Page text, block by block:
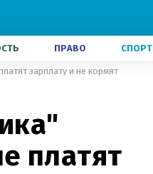
ПРАВО СПОРТ
зарплату и не кормят
платят